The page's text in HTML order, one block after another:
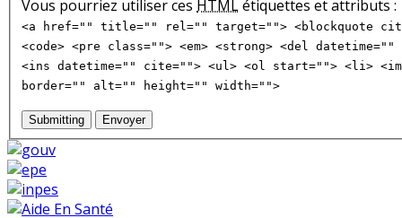
Vous pourriez utiliser ces HTMLétiquettes et attributs :
<a href="" title="" rel="" target=""> <blockquote
<code> <pre class=""> <em> <strong> <del
<ins datetime="" cite=""> <ul> <ol start=""> <li>
border="" alt="" height="" width="">
Submitting Envoyer